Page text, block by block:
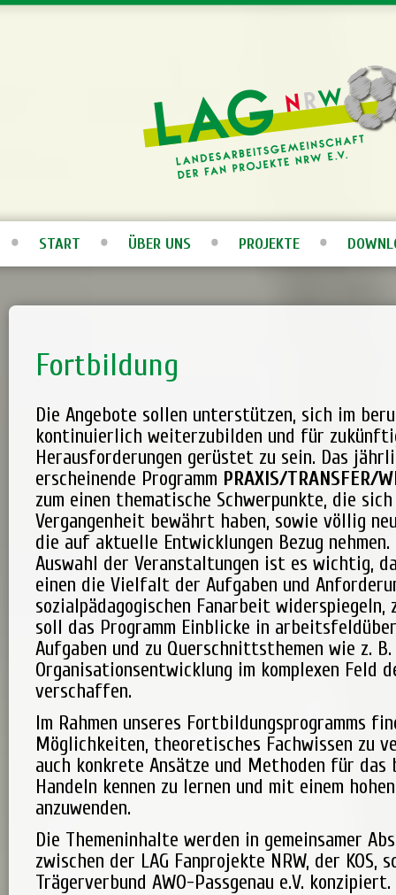
START ÜBER UNS PROJEKTE
Fortbildung
Die Angebote sollen unterstützen, sich im
kontinuierlich weiterzubilden und für
Herausforderungen gerüstet zu sein. Das
erscheinende Programm PRAXIS/TRANSFER/
zum einen thematische Schwerpunkte, die
Vergangenheit bewährt haben, sowie völlig
die auf aktuelle Entwicklungen Bezug
Auswahl der Veranstaltungen ist es wichtig,
einen die Vielfalt der Aufgaben und
sozialpädagogischen Fanarbeit widerspiegeln,
soll das Programm Einblicke in
Aufgaben und zu Querschnittsthemen wie z.
Organisationsentwicklung im komplexen Feld
verschaffen.
Im Rahmen unseres Fortbildungsprogramms
Möglichkeiten, theoretisches Fachwissen zu
auch konkrete Ansätze und Methoden für das
Handeln kennen zu lernen und mit einem
anzuwenden.
Die Themeninhalte werden in gemeinsamer
zwischen der LAG Fanprojekte NRW, der KOS,
Trägerverbund AWO-Passgenau e.V. konzipiert.